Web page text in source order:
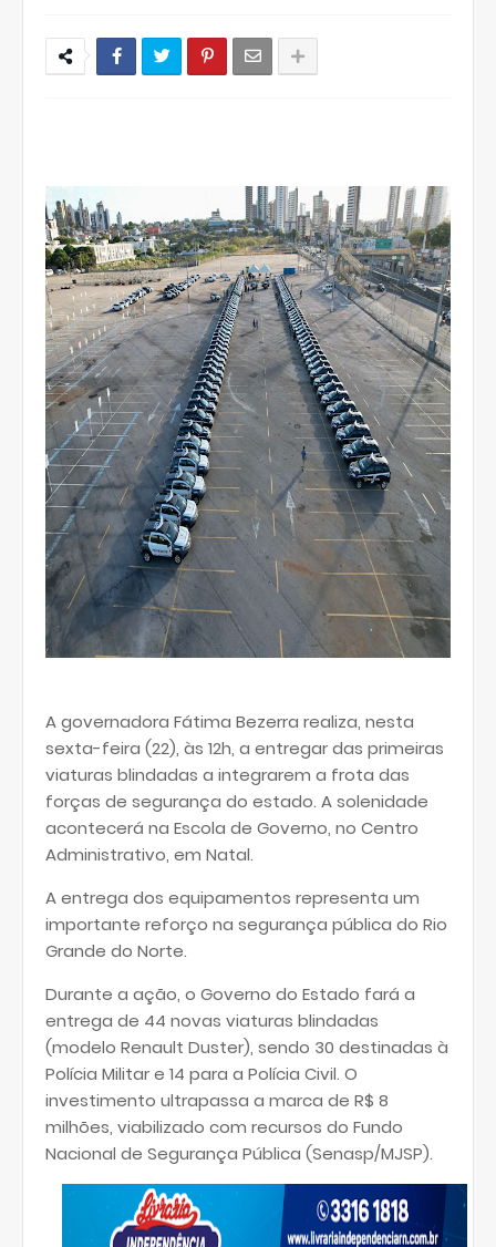
A governadora Fátima Bezerra realiza, nesta
sexta-feira (22), às 12h, a entregar das primeiras
viaturas blindadas a integrarem a frota das
forças de segurança do estado. A solenidade
acontecerá na Escola de Governo, no Centro
Administrativo, em Natal.
A entrega dos equipamentos representa um
importante reforço na segurança pública do Rio
Grande do Norte.
Durante a ação, o Governo do Estado fará a
entrega de 44 novas viaturas blindadas
(modelo Renault Duster), sendo 30 destinadas à
Polícia Militar e 14 para a Polícia Civil. O
investimento ultrapassa a marca de R$ 8
milhões, viabilizado com recursos do Fundo
Nacional de Segurança Pública (Senasp/MJSP).